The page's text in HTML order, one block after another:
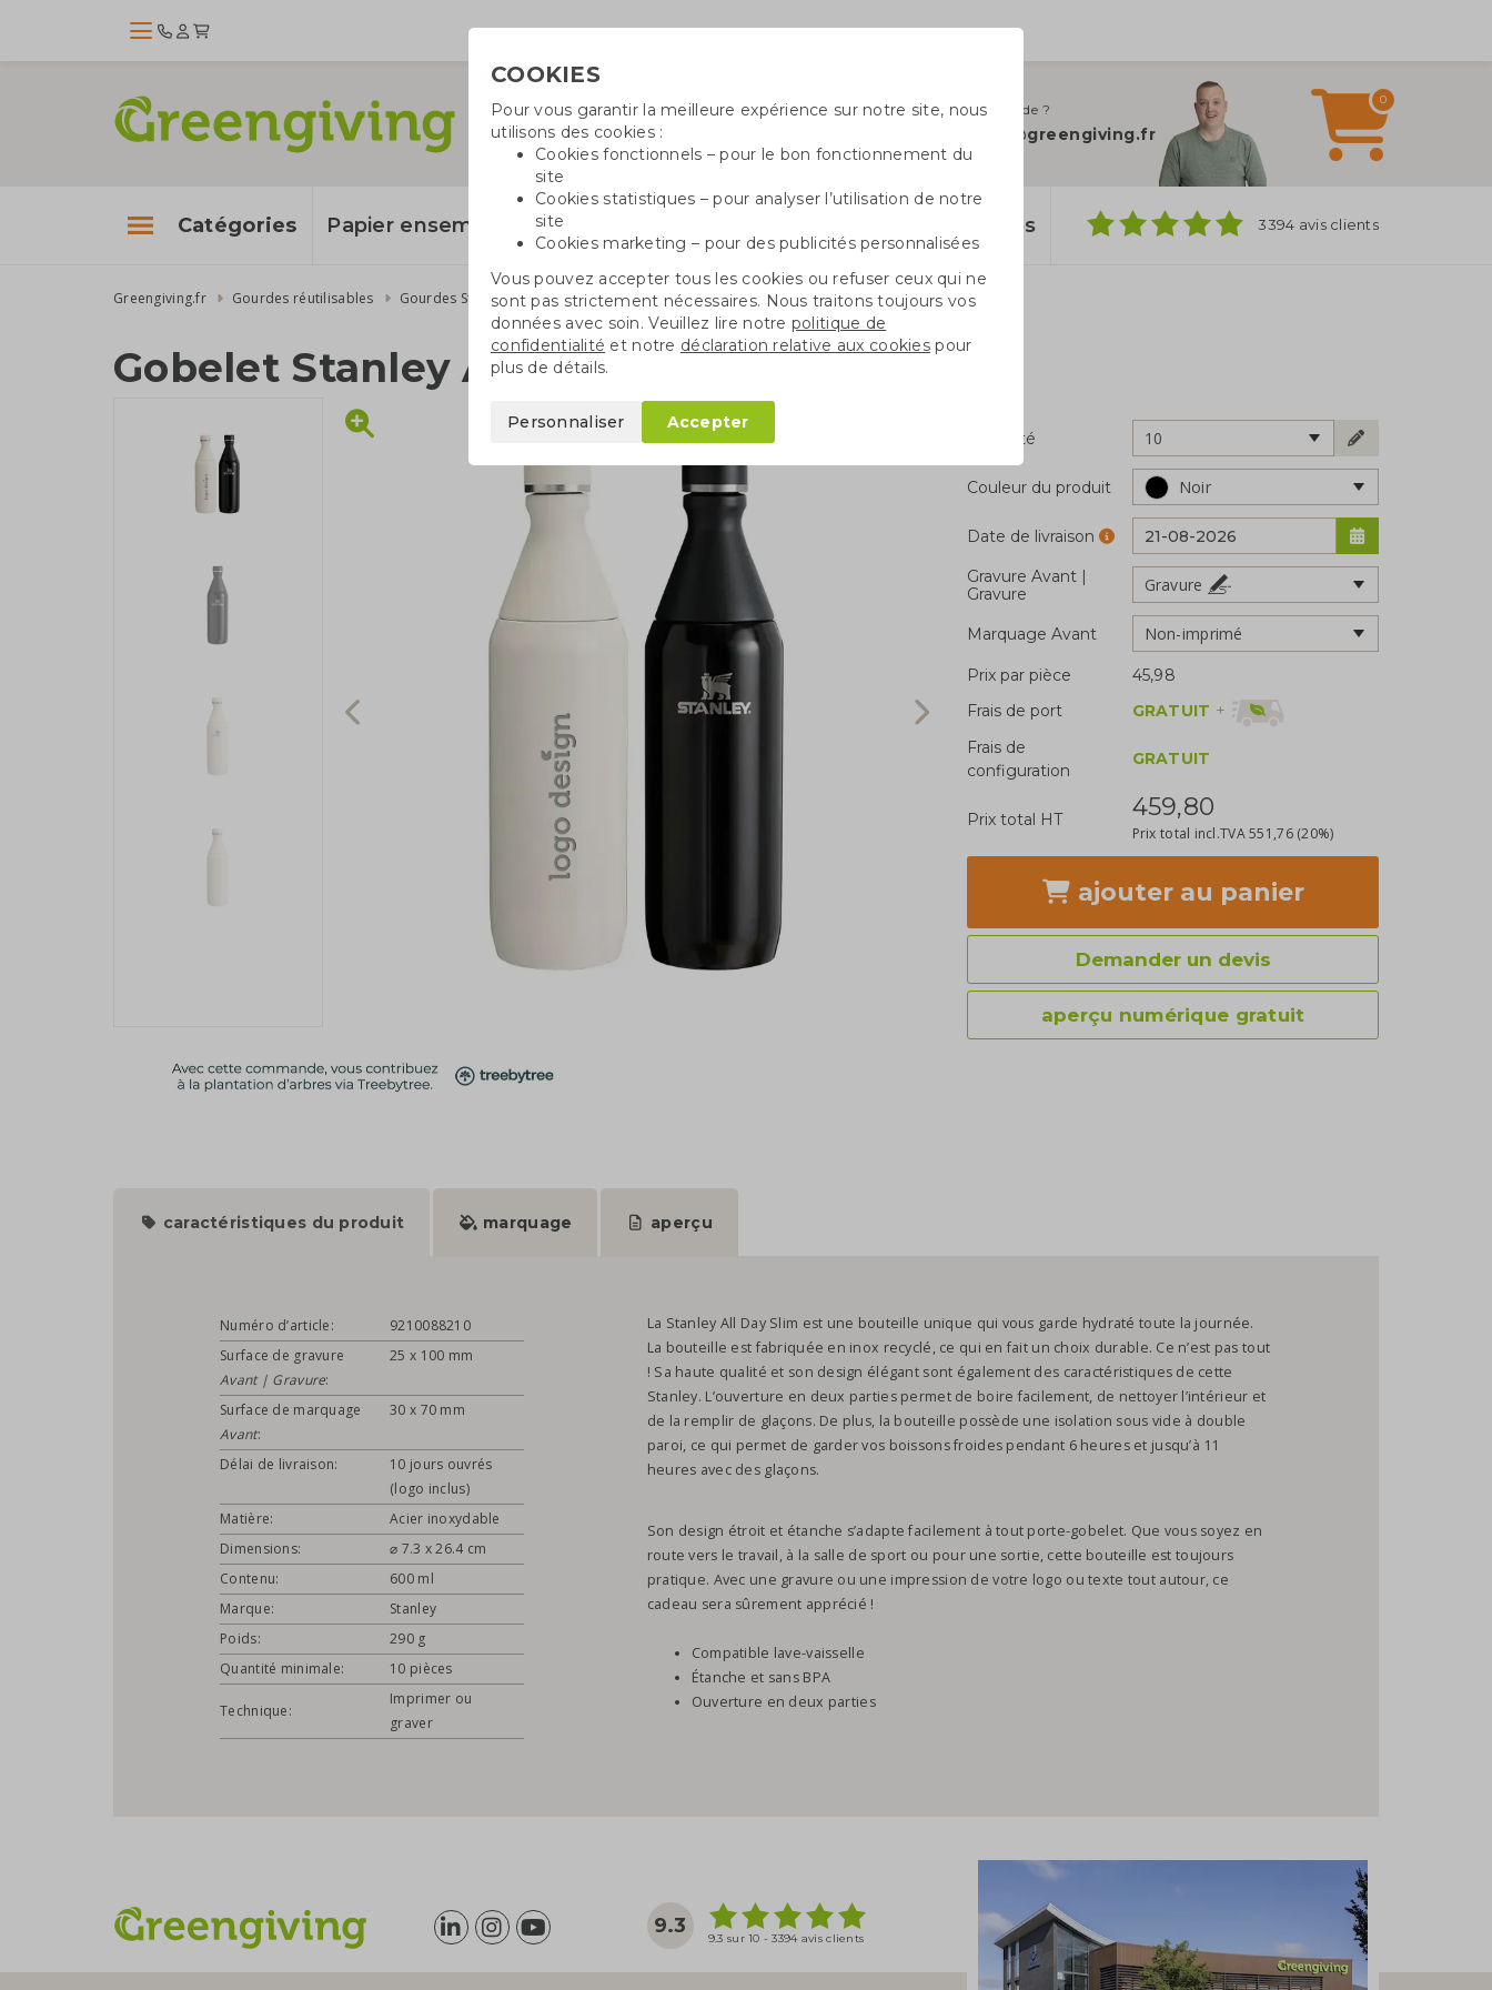
Besoin d’aide ?
info@greengiving.fr
0
Catégories Papier ensemencé Sacs en coton Stylos 3394 avis clients
Greengiving.fr Gourdes réutilisables Gourdes Stanley Gobelet Stanley All Day Slim
Gobelet Stanley All Day Slim
Quantité 10
Couleur du produit Noir
Date de livraison
Gravure Avant |
Gravure
Gravure
Marquage Avant Non-imprimé
Prix par pièce
45,98
Frais de port
GRATUIT +
Frais de
configuration
GRATUIT
Prix total HT 459,80
Prix total incl.TVA551,76 (20%)
ajouter au panier
Demander un devis
aperçu numérique gratuit
caractéristiques du produit marquage aperçu
Numéro d’article:
9210088210
Surface de gravure
Avant | Gravure:
25 x 100 mm
Surface de marquage
Avant:
30 x 70 mm
Délai de livraison:
10 jours ouvrés
(logo inclus)
Matière:
Acier inoxydable
Dimensions:
⌀ 7.3 x 26.4 cm
Contenu:
600 ml
Marque:
Stanley
Poids:
290 g
Quantité minimale:
10 pièces
Technique:
Imprimer ou
graver
La Stanley All Day Slim est une bouteille unique qui vous garde hydraté toute la journée.
La bouteille est fabriquée en inox recyclé, ce qui en fait un choix durable. Ce n’est pas tout
! Sa haute qualité et son design élégant sont également des caractéristiques de cette
Stanley. L’ouverture en deux parties permet de boire facilement, de nettoyer l’intérieur et
de la remplir de glaçons. De plus, la bouteille possède une isolation sous vide à double
paroi, ce qui permet de garder vos boissons froides pendant 6 heures et jusqu’à 11
heures avec des glaçons.
Son design étroit et étanche s’adapte facilement à tout porte-gobelet. Que vous soyez en
route vers le travail, à la salle de sport ou pour une sortie, cette bouteille est toujours
pratique. Avec une gravure ou une impression de votre logo ou texte tout autour, ce
cadeau sera sûrement apprécié !
Compatible lave-vaisselle
Étanche et sans BPA
Ouverture en deux parties
9.3
9.3 sur 10 - 3394 avis clients
COOKIES
Pour vous garantir la meilleure expérience sur notre site, nous
utilisons des cookies :
Cookies fonctionnels – pour le bon fonctionnement du
site
Cookies statistiques – pour analyser l’utilisation de notre
site
Cookies marketing – pour des publicités personnalisées
Vous pouvez accepter tous les cookies ou refuser ceux qui ne
sont pas strictement nécessaires. Nous traitons toujours vos
données avec soin. Veuillez lire notre politique de
confidentialité et notre déclaration relative aux cookiespour
plus de détails.
Personnaliser Accepter